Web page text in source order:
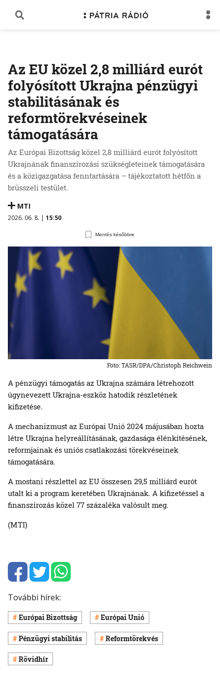
Az EU közel 2,8 milliárd eurót
folyósított Ukrajna pénzügyi
stabilitásának és
reformtörekvéseinek
támogatására
Az Európai Bizottság közel 2,8 milliárd eurót folyósított
Ukrajnának finanszírozási szükségleteinek támogatására
és a közigazgatása fenntartására – tájékoztatott hétfőn a
brüsszeli testület.
MTI
2026. 06. 8. | 15:50
Mentés későbbre
Foto: TASR/DPA/Christoph Reichwein
A pénzügyi támogatás az Ukrajna számára létrehozott
úgynevezett Ukrajna-eszköz hatodik részletének
kifizetése.
A mechanizmust az Európai Unió 2024 májusában hozta
létre Ukrajna helyreállításának, gazdasága élénkítésének,
reformjainak és uniós csatlakozási törekvéseinek
támogatására.
A mostani részlettel az EU összesen 29,5 milliárd eurót
utalt ki a program keretében Ukrajnának. A kifizetéssel a
finanszírozás közel 77 százaléka valósult meg.
(MTI)
További hírek:
Európai Bizottság Európai Unió
Pénzügyi stabilitás Reformtörekvés
Rövidhír